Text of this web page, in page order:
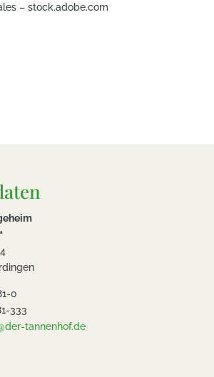
– stock.adobe.com
0
333
tannenhof.de